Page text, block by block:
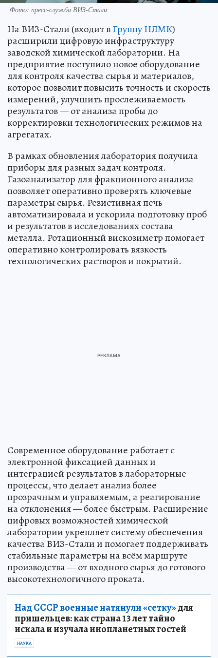
Фото: пресс-служба ВИЗ-Стали
На ВИЗ-Стали (входит вГруппу НЛМК)
расширили цифровую инфраструктуру
заводской химической лаборатории. На
предприятие поступило новое оборудование
для контроля качества сырья и материалов,
которое позволит повысить точность и скорость
измерений, улучшить прослеживаемость
результатов — от анализа пробы до
корректировки технологических режимов на
агрегатах.
В рамках обновления лаборатория получила
приборы для разных задач контроля.
Газоанализатор для фракционного анализа
позволяет оперативно проверять ключевые
параметры сырья. Резистивная печь
автоматизировала и ускорила подготовку проб
и результатов в исследованиях состава
металла. Ротационный вискозиметр помогает
оперативно контролировать вязкость
технологических растворов и покрытий.
Современное оборудование работает с
электронной фиксацией данных и
интеграцией результатов в лабораторные
процессы, что делает анализ более
прозрачным и управляемым, а реагирование
на отклонения — более быстрым. Расширение
цифровых возможностей химической
лаборатории укрепляет систему обеспечения
качества ВИЗ-Стали и помогает поддерживать
стабильные параметры на всём маршруте
производства — от входного сырья до готового
высокотехнологичного проката.
Над СССР военные натянули «сетку»для
пришельцев: как страна 13 лет тайно
искала и изучала инопланетных гостей
НАУКА